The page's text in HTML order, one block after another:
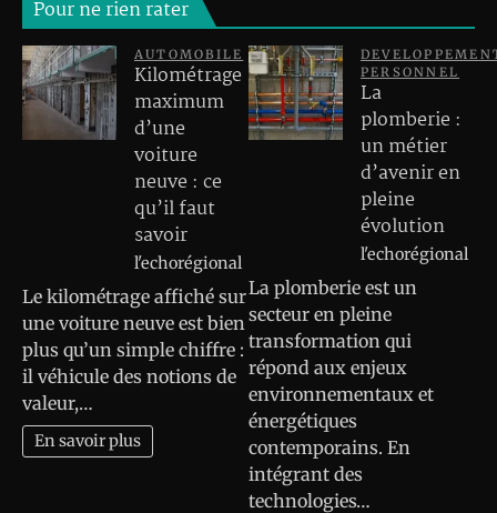
Pour ne rien rater
AUTOMOBILE
Kilométrage
maximum
d’une
voiture
neuve : ce
qu’il faut
savoir
l'echorégional
Le kilométrage affiché sur
une voiture neuve est bien
plus qu’un simple chiffre :
il véhicule des notions de
valeur,…
En savoir plus
PERSONNEL
La
plomberie :
un métier
d’avenir en
pleine
évolution
l'echorégional
La plomberie est un
secteur en pleine
transformation qui
répond aux enjeux
environnementaux et
énergétiques
contemporains. En
intégrant des
technologies…